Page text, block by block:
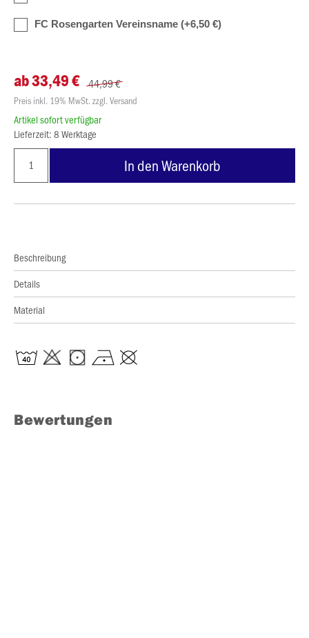
FC Rosengarten Vereinsname (+6,50 €)
ab 33,49 € 44,99 €
Preis inkl. 19% MwSt. zzgl. Versand
Artikel sofort verfügbar
Lieferzeit: 8 Werktage
In den Warenkorb
Beschreibung
Details
Material
Bewertungen